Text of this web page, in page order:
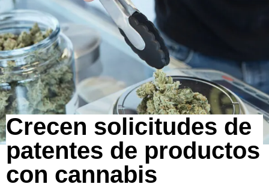
Crecen solicitudes de
patentes de productos
con cannabis